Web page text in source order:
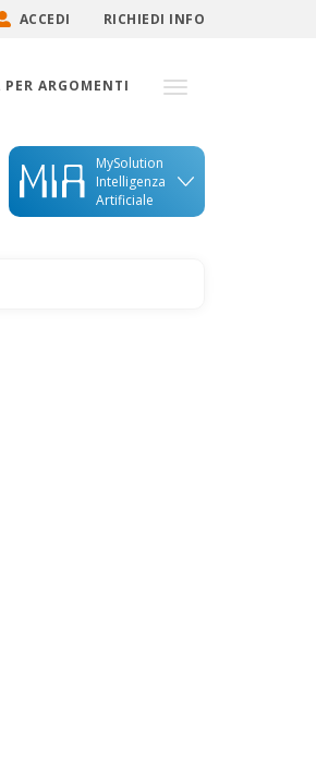
ACCEDI RICHIEDI INFO
PER ARGOMENTI
MySolution
Intelligenza
Artificiale